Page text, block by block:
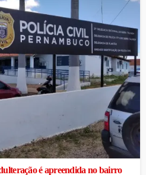
é apreendida no bairro